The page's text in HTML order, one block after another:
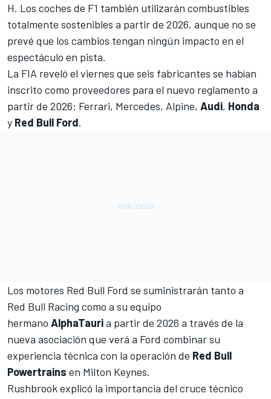
H. Los coches de F1 también utilizarán combustibles
totalmente sostenibles a partir de 2026, aunque no se
prevé que los cambios tengan ningún impacto en el
espectáculo en pista.
La FIA reveló el viernes que seis fabricantes se habían
inscrito como proveedores para el nuevo reglamento a
partir de 2026: Ferrari, Mercedes, Alpine, Audi, Honda
y Red Bull Ford.
Los motores Red Bull Ford se suministrarán tanto a
Red Bull Racing como a su equipo
hermano AlphaTauria partir de 2026 a través de la
nueva asociación que verá a Ford combinar su
experiencia técnica con la operación de Red Bull
Powertrains en Milton Keynes.
Rushbrook explicó la importancia del cruce técnico